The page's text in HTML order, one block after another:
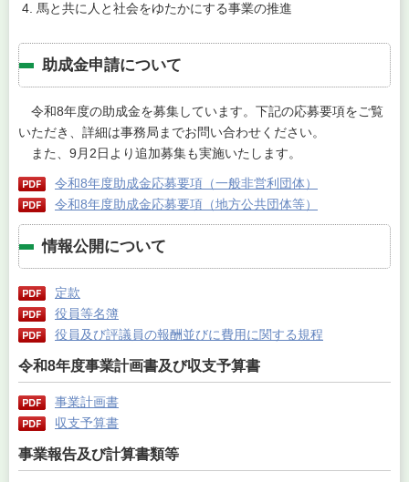
馬と共に人と社会をゆたかにする事業の推進
助成金申請について
令和8年度の助成金を募集しています。下記の応募要項をご覧
いただき、詳細は事務局までお問い合わせください。
また、9月2日より追加募集も実施いたします。
令和8年度助成金応募要項（一般非営利団体）
令和8年度助成金応募要項（地方公共団体等）
情報公開について
定款
役員等名簿
役員及び評議員の報酬並びに費用に関する規程
令和8年度事業計画書及び収支予算書
事業計画書
収支予算書
事業報告及び計算書類等